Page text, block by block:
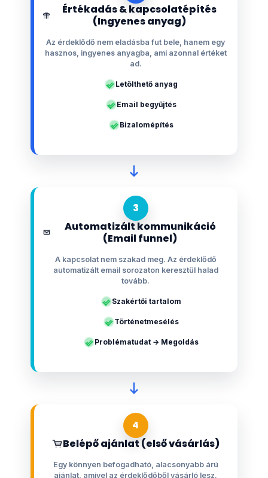
Értékadás & kapcsolatépítés
(Ingyenes anyag)
Az érdeklődő nem eladásba fut bele, hanem egy
hasznos, ingyenes anyagba, ami azonnal értéket
ad.
Letölthető anyag
Email begyűjtés
Bizalomépítés
3
Automatizált kommunikáció
(Email funnel)
A kapcsolat nem szakad meg. Az érdeklődő
automatizált email sorozaton keresztül halad
tovább.
Szakértői tartalom
Történetmesélés
Problématudat → Megoldás
4
Belépő ajánlat (első vásárlás)
Egy könnyen befogadható, alacsonyabb árú
ajánlat, amivel az érdeklődőből vásárló lesz.